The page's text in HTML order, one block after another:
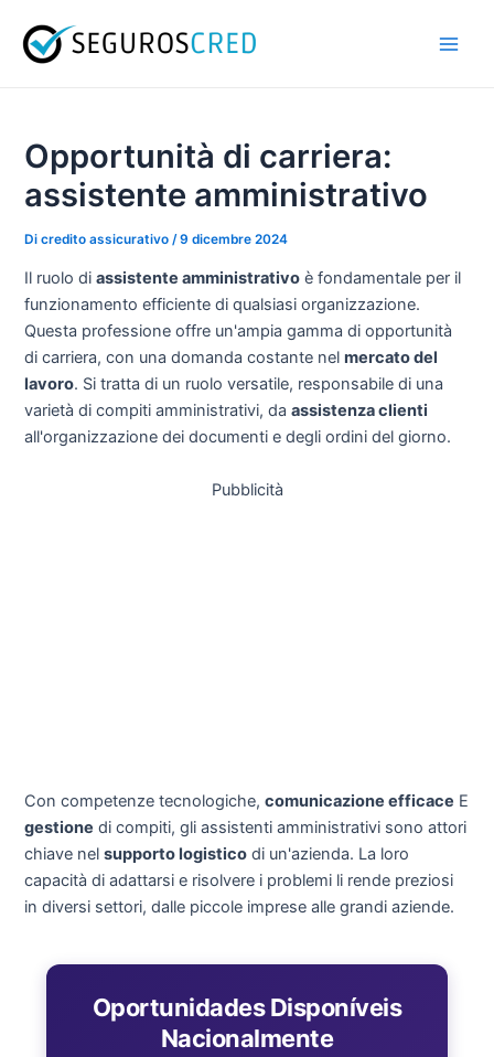
contenuto
Opportunità di carriera:
assistente amministrativo
Dicredito assicurativo /9 dicembre 2024
Il ruolo diassistente amministrativo è fondamentale per il
funzionamento efficiente di qualsiasi organizzazione.
Questa professione offre un'ampia gamma di opportunità
di carriera, con una domanda costante nelmercato del
lavoro. Si tratta di un ruolo versatile, responsabile di una
varietà di compiti amministrativi, daassistenza clienti
all'organizzazione dei documenti e degli ordini del giorno.
Pubblicità
Con competenze tecnologiche,comunicazione efficace E
gestione di compiti, gli assistenti amministrativi sono attori
chiave nelsupporto logistico di un'azienda. La loro
capacità di adattarsi e risolvere i problemi li rende preziosi
in diversi settori, dalle piccole imprese alle grandi aziende.
Oportunidades Disponíveis
Nacionalmente
articoli